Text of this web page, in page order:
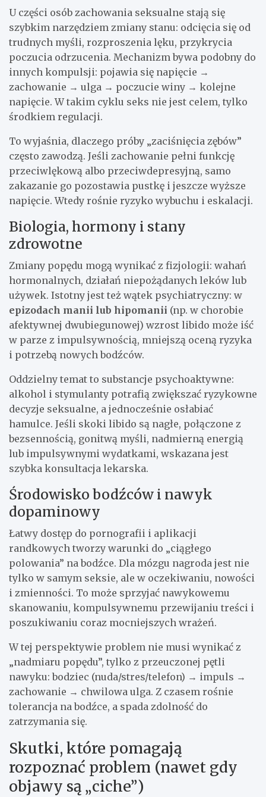
U części osób zachowania seksualne stają się
szybkim narzędziem zmiany stanu: odcięcia się od
trudnych myśli, rozproszenia lęku, przykrycia
poczucia odrzucenia. Mechanizm bywa podobny do
innych kompulsji: pojawia się napięcie →
zachowanie → ulga → poczucie winy → kolejne
napięcie. W takim cyklu seks nie jest celem, tylko
środkiem regulacji.
To wyjaśnia, dlaczego próby „zaciśnięcia zębów”
często zawodzą. Jeśli zachowanie pełni funkcję
przeciwlękową albo przeciwdepresyjną, samo
zakazanie go pozostawia pustkę i jeszcze wyższe
napięcie. Wtedy rośnie ryzyko wybuchu i eskalacji.
Biologia, hormony i stany
zdrowotne
Zmiany popędu mogą wynikać z fizjologii: wahań
hormonalnych, działań niepożądanych leków lub
używek. Istotny jest też wątek psychiatryczny: w
epizodach manii lub hipomanii (np. w chorobie
afektywnej dwubiegunowej) wzrost libido może iść
w parze z impulsywnością, mniejszą oceną ryzyka
i potrzebą nowych bodźców.
Oddzielny temat to substancje psychoaktywne:
alkohol i stymulanty potrafią zwiększać ryzykowne
decyzje seksualne, a jednocześnie osłabiać
hamulce. Jeśli skoki libido są nagłe, połączone z
bezsennością, gonitwą myśli, nadmierną energią
lub impulsywnymi wydatkami, wskazana jest
szybka konsultacja lekarska.
Środowisko bodźców i nawyk
dopaminowy
Łatwy dostęp do pornografii i aplikacji
randkowych tworzy warunki do „ciągłego
polowania” na bodźce. Dla mózgu nagroda jest nie
tylko w samym seksie, ale w oczekiwaniu, nowości
i zmienności. To może sprzyjać nawykowemu
skanowaniu, kompulsywnemu przewijaniu treści i
poszukiwaniu coraz mocniejszych wrażeń.
W tej perspektywie problem nie musi wynikać z
„nadmiaru popędu”, tylko z przeuczonej pętli
nawyku: bodziec (nuda/stres/telefon) → impuls →
zachowanie → chwilowa ulga. Z czasem rośnie
tolerancja na bodźce, a spada zdolność do
zatrzymania się.
Skutki, które pomagają
rozpoznać problem (nawet gdy
objawy są „ciche”)